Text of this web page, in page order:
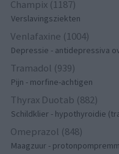
Champix (1187)
Verslavingsziekten
Venlafaxine (1004)
Depressie - antidepressiva
Tramadol (939)
Pijn - morfine-achtigen
Thyrax Duotab (882)
Schildklier - hypothyroidie
Omeprazol (848)
Maagzuur -